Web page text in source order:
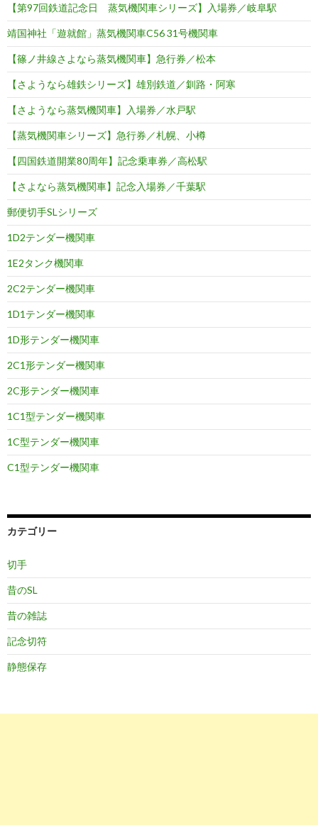
【第97回鉄道記念日 蒸気機関車シリーズ】入場券／岐阜駅
靖国神社「遊就館」蒸気機関車C56 31号機関車
【篠ノ井線さよなら蒸気機関車】急行券／松本
【さようなら雄鉄シリーズ】雄別鉄道／釧路・阿寒
【さようなら蒸気機関車】入場券／水戸駅
【蒸気機関車シリーズ】急行券／札幌、小樽
【四国鉄道開業80周年】記念乗車券／高松駅
【さよなら蒸気機関車】記念入場券／千葉駅
郵便切手SLシリーズ
1D2テンダー機関車
1E2タンク機関車
2C2テンダー機関車
1D1テンダー機関車
1D形テンダー機関車
2C1形テンダー機関車
2C形テンダー機関車
1C1型テンダー機関車
1C型テンダー機関車
C1型テンダー機関車
カテゴリー
切手
昔のSL
昔の雑誌
記念切符
静態保存